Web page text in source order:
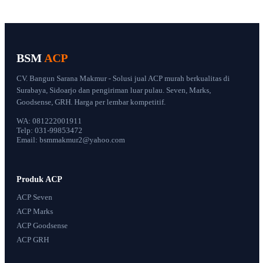
BSM ACP
CV. Bangun Sarana Makmur - Solusi jual ACP murah berkualitas di
Surabaya, Sidoarjo dan pengiriman luar pulau. Seven, Marks,
Goodsense, GRH. Harga per lembar kompetitif.
WA: 081222001911
Telp: 031-99853472
Email: bsmmakmur2@yahoo.com
Produk ACP
ACP Seven
ACP Marks
ACP Goodsense
ACP GRH